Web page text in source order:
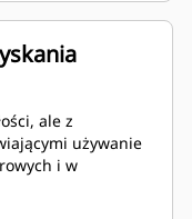
ale z
używanie
i w